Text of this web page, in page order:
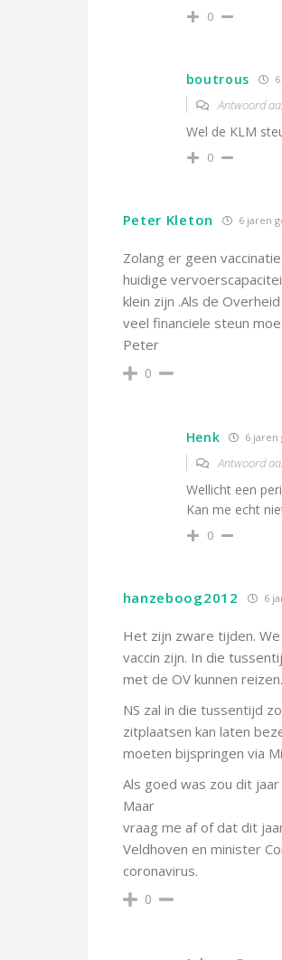
0
boutrous
Antwoord
Wel de KLM
0
Peter Kleton 6 jaren
Zolang er geen
huidige
klein zijn .Als de
veel financiele steun
Peter
0
Henk 6 jaren
Antwoord
Wellicht een
Kan me echt
0
hanzeboog2012 6
Het zijn zware tijden.
vaccin zijn. In die
met de OV kunnen
NS zal in die tussentijd
zitplaatsen kan laten
moeten bijspringen via
Als goed was zou dit
Maar
vraag me af of dat dit
Veldhoven en minister
coronavirus.
0